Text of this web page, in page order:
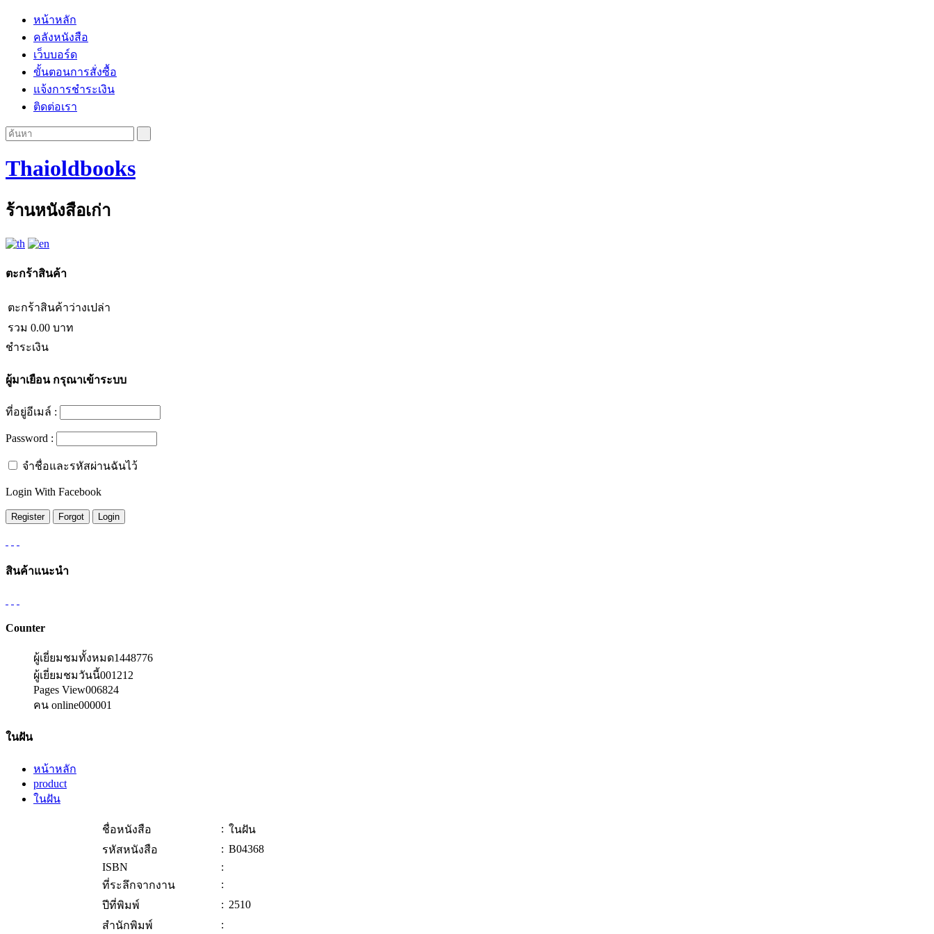
หน้าหลัก
คลังหนังสือ
เว็บบอร์ด
ขั้นตอนการสั่งซื้อ
แจ้งการชำระเงิน
ติดต่อเรา
Thaioldbooks
ร้านหนังสือเก่า
ตะกร้าสินค้า
ตะกร้าสินค้าว่างเปล่า
รวม 0.00 บาท
ชำระเงิน
ผู้มาเยือนกรุณาเข้าระบบ
ที่อยู่อีเมล์ :
Password :
จำชื่อและรหัสผ่านฉันไว้
Login With Facebook
สินค้าแนะนำ
Counter
ผู้เยี่ยมชมทั้งหมด1448776
ผู้เยี่ยมชมวันนี้001212
Pages View006824
คน online000001
ในฝัน
หน้าหลัก
product
ในฝัน
ชื่อหนังสือ : ในฝัน
รหัสหนังสือ
: B04368
ISBN
:
ที่ระลึกจากงาน
:
ปีที่พิมพ์
: 2510
สำนักพิมพ์
: